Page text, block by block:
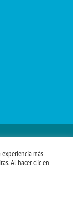
almuerzo
más
Al hacer clic en